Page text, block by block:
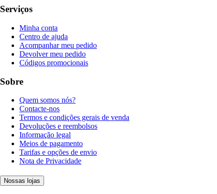
Serviços
Minha conta
Centro de ajuda
Acompanhar meu pedido
Devolver meu pedido
Códigos promocionais
Sobre
Quem somos nós?
Contacte-nos
Termos e condições gerais de venda
Devoluções e reembolsos
Informação legal
Meios de pagamento
Tarifas e opções de envio
Nota de Privacidade
Nossas lojas